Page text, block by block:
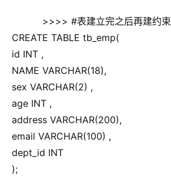
>>>> #表建立完之后再建约束
CREATE TABLE tb_emp(
id INT ,
NAME VARCHAR(18),
sex VARCHAR(2) ,
age INT ,
address VARCHAR(200),
email VARCHAR(100) ,
dept_id INT
);